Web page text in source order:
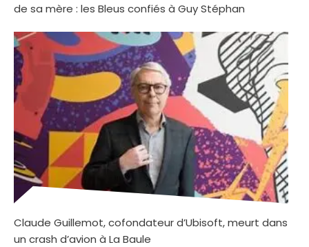
de sa mère : les Bleus confiés à Guy Stéphan
Claude Guillemot, cofondateur d’Ubisoft, meurt dans
un crash d’avion à La Baule